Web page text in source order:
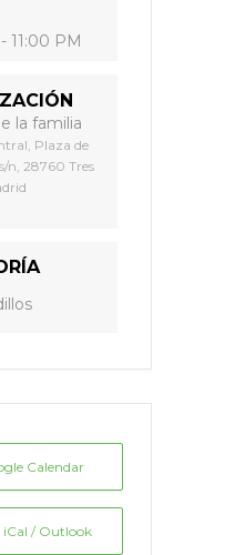
11:00 PM
la familia
Plaza de
n, 28760 Tres
Calendar
iCal / Outlook